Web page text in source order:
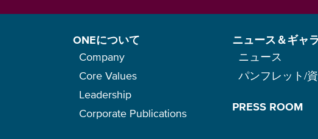
ONEについて
Company
Core Values
Leadership
Corporate Publications
ニュース＆ギャ
ニュース
パンフレット/
PRESS ROOM